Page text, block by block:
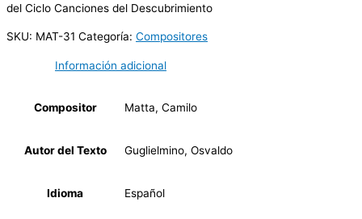
del Ciclo Canciones del Descubrimiento
SKU: MAT-31 Categoría: Compositores
Información adicional
Compositor Matta, Camilo
Autor del Texto Guglielmino, Osvaldo
Idioma Español